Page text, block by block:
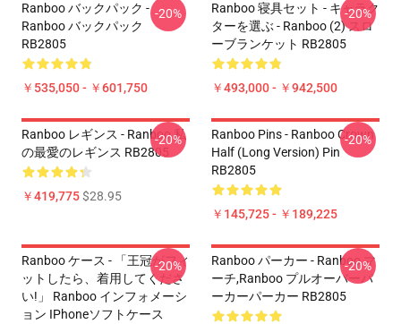
Ranboo バックパック -
Ranboo バックパック
RB2805
￥535,050 - ￥601,750
-20%
Ranboo 寝具セット - キャラク
ターを選ぶ - Ranboo (2) スロ
ーブランケット RB2805
￥493,000 - ￥942,500
-20%
Ranboo レギンス - Ranboo 私
の最愛のレギンス RB2805
￥419,775$28.95
-20%
Ranboo Pins - Ranboo Crown
Half (long Version) Pin
RB2805
￥145,725 - ￥189,225
-20%
Ranboo ケース - 「王冠がフィ
ットしたら、着用してくださ
い!」 Ranboo インフォメーシ
ョン IPhoneソフトケース
-20%
Ranboo パーカー - Ranboo マ
ーチ,Ranboo プルオーバーパ
ーカーパーカー RB2805
-20%